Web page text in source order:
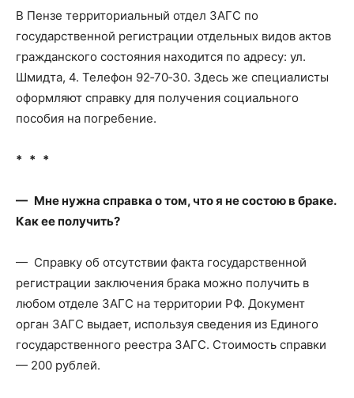
В Пензе территориальный отдел ЗАГС по
государственной регистрации отдельных видов актов
гражданского состояния находится по адресу: ул.
Шмидта, 4. Телефон 92‑70‑30. Здесь же специалисты
оформляют справку для получения социального
пособия на погребение.
* * *
— Мне нужна справка о том, что я не состою в браке.
Как ее получить?
— Справку об отсутствии факта государственной
регистрации заключения брака можно получить в
любом отделе ЗАГС на территории РФ. Документ
орган ЗАГС выдает, используя сведения из Единого
государственного реестра ЗАГС. Стоимость справки
— 200 рублей.